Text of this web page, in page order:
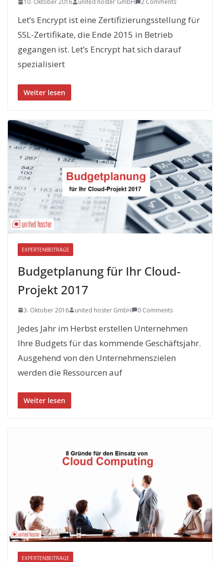
10. Oktober 2016 united hoster GmbH 2 Comments
Let’s Encrypt ist eine Zertifizierungsstellung für
SSL-Zertifikate, die Ende 2015 in Betrieb
gegangen ist. Let’s Encrypt hat sich darauf
spezialisiert
Weiter lesen
EXPERTENBEITRÄGE
Budgetplanung für Ihr Cloud-
Projekt 2017
3. Oktober 2016 united hoster GmbH 0 Comments
Jedes Jahr im Herbst erstellen Unternehmen
Ihre Budgets für das kommende Geschäftsjahr.
Ausgehend von den Unternehmenszielen
werden die Ressourcen auf
Weiter lesen
EXPERTENBEITRÄGE